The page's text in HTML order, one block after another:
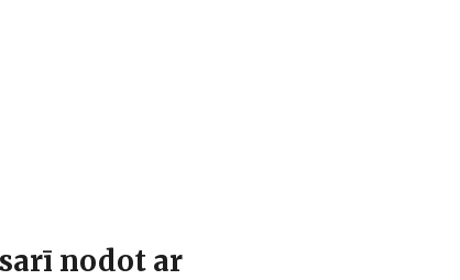
nodot ar